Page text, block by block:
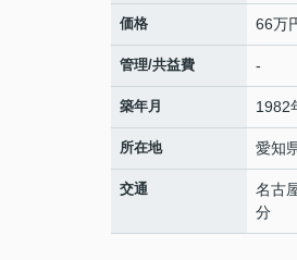
価格 66万
管理/共益費 -
築年月 1982
所在地 愛知
交通 名古
分